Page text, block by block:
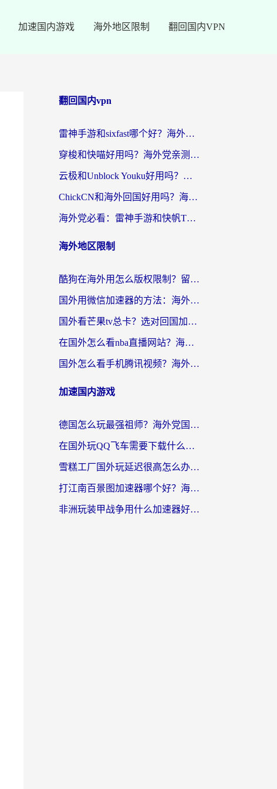
加速国内游戏 海外地区限制 翻回国内VPN
翻回国内vpn
雷神手游和sixfast哪个好？海外党亲测3款回国加速器，教你选对不踩坑
穿梭和快喵好用吗？海外党亲测：小众加速器对比+番茄加速器深度体验
云极和Unblock Youku好用吗？海外党亲测+2026回国加速器避坑指南
ChickCN和海外回国好用吗？海外党2026亲测：从手游到影音，选对加速器的3个关键
海外党必看：雷神手游和快帆TV版好用吗？3步选对回国加速器不踩坑
海外地区限制
酷狗在海外用怎么版权限制？留学生亲测：3步解决听国内音乐难题
国外用微信加速器的方法：海外党无缝连接国内生活的实用指南
国外看芒果tv总卡？选对回国加速器，轻松追《浪姐》不费劲
在国外怎么看nba直播网站？海外党专属体育观赛指南，告别地区限制！
国外怎么看手机腾讯视频？海外党亲测有效的追剧加速器选择指南
加速国内游戏
德国怎么玩最强祖师？海外党国服游戏加速器选择全攻略（附宝可梦Online实测）
在国外玩QQ飞车需要下载什么加速器呢？海外党亲测有效的国服游戏加速指南
雪糕工厂国外玩延迟很高怎么办？海外玩家国服游戏加速终极攻略（附实测推荐）
打江南百景图加速器哪个好？海外党踩坑N次后，终于找到不卡的秘诀
非洲玩装甲战争用什么加速器好？海外党亲测有效的国服游戏加速方案